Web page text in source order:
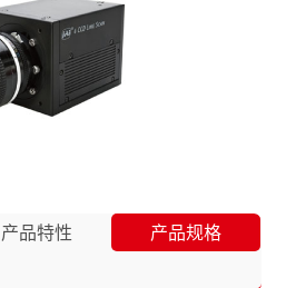
产品特性
产品规格